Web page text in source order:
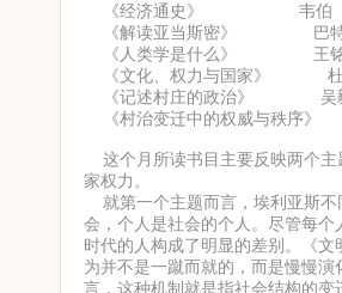
《经济通史》 韦伯
《解读亚当斯密》 巴
《人类学是什么》 王
《文化、权力与国家》 杜
《记述村庄的政治》 吴
《村治变迁中的权威与秩序
这个月所读书目主要反映两个主
家权力。
就第一个主题而言，埃利亚斯不
会，个人是社会的个人。尽管每
时代的人构成了明显的差别。《
为并不是一蹴而就的，而是慢慢
言，这种机制就是指社会结构的